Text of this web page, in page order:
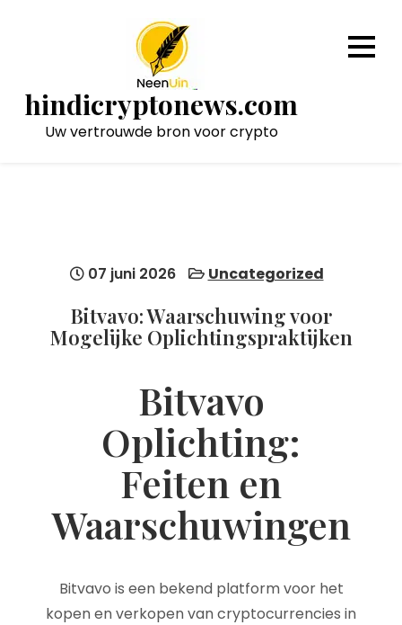
hindicryptonews.com
Uw vertrouwde bron voor crypto
07 juni 2026 Uncategorized
Bitvavo: Waarschuwing voor
Mogelijke Oplichtingspraktijken
Bitvavo
Oplichting:
Feiten en
Waarschuwingen
Bitvavo is een bekend platform voor het
kopen en verkopen van cryptocurrencies in